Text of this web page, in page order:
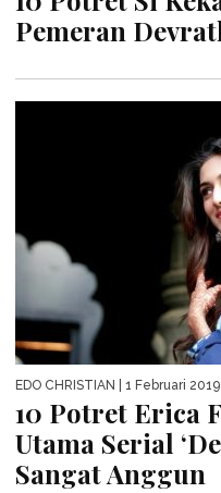
Pemeran
EDO CHRISTIAN | 1 Februari 2019
10 Potret Erica
Utama Serial
Sangat Anggun